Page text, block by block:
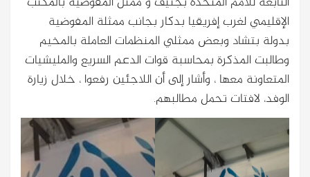
الإقليمي لغرب إفريقيا بدكار بجانب ممثلة المفوضية
بدولة بتشاد وبعض ممثلي المنظمات العاملة بالمخيم
وطالبت المذكرة بمحاسبة قوات الدعم السريع والمليشيات
المتعاونة معها ، وأشار إلى أن اللاجئين رفعوا ، خلال زيارة
الوفد، لافتات تحمل مطالبهم.